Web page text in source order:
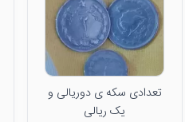
تعدادی سکه ی دوریالی و
یک ریالی